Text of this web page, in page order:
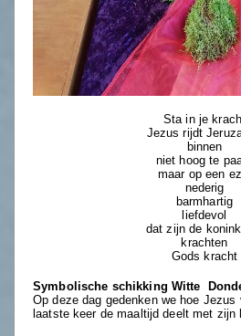
Sta in je
Jezus rijdt
binnen
niet hoog te
maar op een
nederig
barmhartig
liefdevol
dat zijn de
krachten
Gods kracht
Symbolische schikking Witte
Op deze dag gedenken we hoe Jezus
laatste keer de maaltijd deelt met zijn